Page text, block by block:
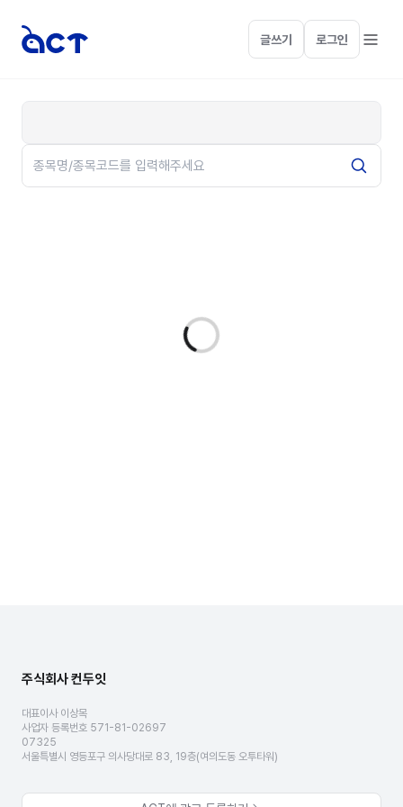
글쓰기 로그인
주식회사 컨두잇
대표이사 이상목
사업자 등록번호 571-81-02697
07325
서울특별시 영등포구 의사당대로 83, 19층(여의도동 오투타워)